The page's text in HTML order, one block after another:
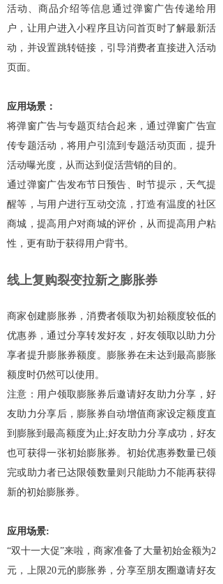
活动、商品介绍等信息通过弹窗广告传递给用
户，让用户进入小程序且访问首页时了解最新活
动，并设置跳转链接，引导消费者直接进入活动
页面。
应用场景：
将弹窗广告与专题页结合起来，通过弹窗广告宣
传专题活动，将用户引流到专题活动页面，提升
活动曝光度，从而达到促活营销的目的。
通过弹窗广告发布节日预告、时节提示，天气提
醒等，与用户进行互动交流，打造有温度的社区
商城，提高用户对商城的评价，从而提高用户粘
性，更有助于获得用户背书。
线上复购裂变拉新之膨胀券
商家创建膨胀券，消费者领取为初始额度较低的
优惠券，通过分享转发好友，好友领取以助力分
享者提升膨胀券额度。膨胀券在未达到最高膨胀
额度时仍然可以使用。
注意：用户领取膨胀券后邀请好友助力分享，好
友助力分享后，膨胀券自动增值商家设定额度直
到膨胀到最高额度为止;好友助力分享成功，好友
也可获得一张初始膨胀券。初始优惠券数量已领
完或助力者已达限领数量则只能助力不能再获得
新的初始膨胀券。
应用场景:
“双十一大促”来啦，商家准备了大量初始金额为2
元，上限20元的膨胀券，分享至朋友圈邀请好友